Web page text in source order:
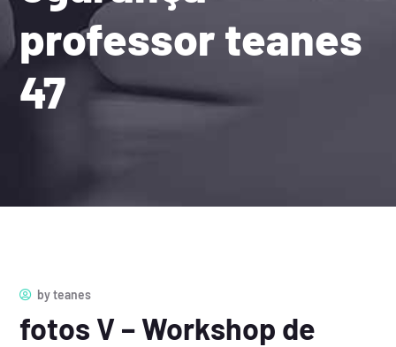
professor teanes
47
byteanes
fotos V – Workshop de